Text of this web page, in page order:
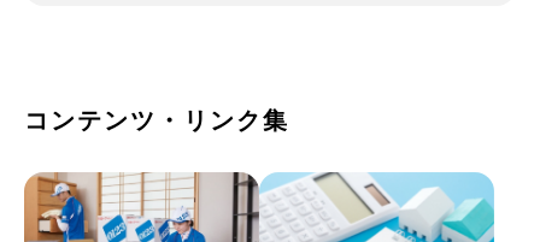
コンテンツ・リンク集